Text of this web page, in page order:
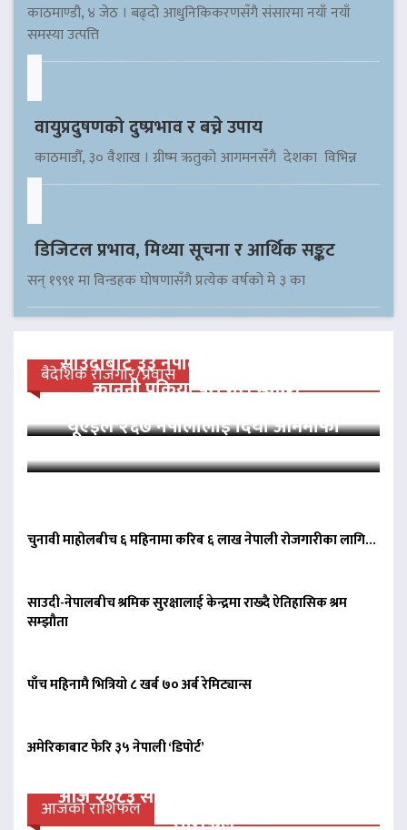
काठमाण्डौ, ४ जेठ । बढ्दो आधुनिकिकरणसँगै संसारमा नयाँ नयाँ
समस्या उत्पत्ति
वायुप्रदुषणको दुष्प्रभाव र बच्ने उपाय
काठमाडौँ, ३० वैशाख । ग्रीष्म ऋतुको आगमनसँगै देशका विभिन्न
डिजिटल प्रभाव, मिथ्या सूचना र आर्थिक सङ्कट
सन् १९९१ मा विन्डहक घोषणासँगै प्रत्येक वर्षको मे ३ का
बैदेशिक रोजगार/प्रवास
साउदीबाट ३३ नेपाली कैदीलाई आममाफी,
कानुनी प्रक्रिया पूरा गरी स्वदेश…
यूएईले २६७ नेपालीलाई दियो आममाफी
चुनावी माहोलबीच ६ महिनामा करिब ६ लाख नेपाली रोजगारीका लागि…
साउदी-नेपालबीच श्रमिक सुरक्षालाई केन्द्रमा राख्दै ऐतिहासिक श्रम
सम्झौता
पाँच महिनामै भित्रियो ८ खर्ब ७० अर्ब रेमिट्यान्स
अमेरिकाबाट फेरि ३५ नेपाली ‘डिपोर्ट’
आजको राशिफल
आज २०८३ साल साउन २२ गते शुक्रवारको
राशिफल